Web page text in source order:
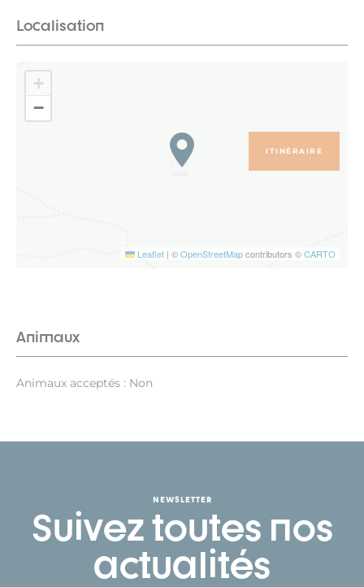
Localisation
+
−
Leaflet | ©OpenStreetMapcontributors ©CARTO
ITINÉRAIRE
Animaux
Animaux acceptés : Non
NEWSLETTER
Suivez toutes nos
actualités